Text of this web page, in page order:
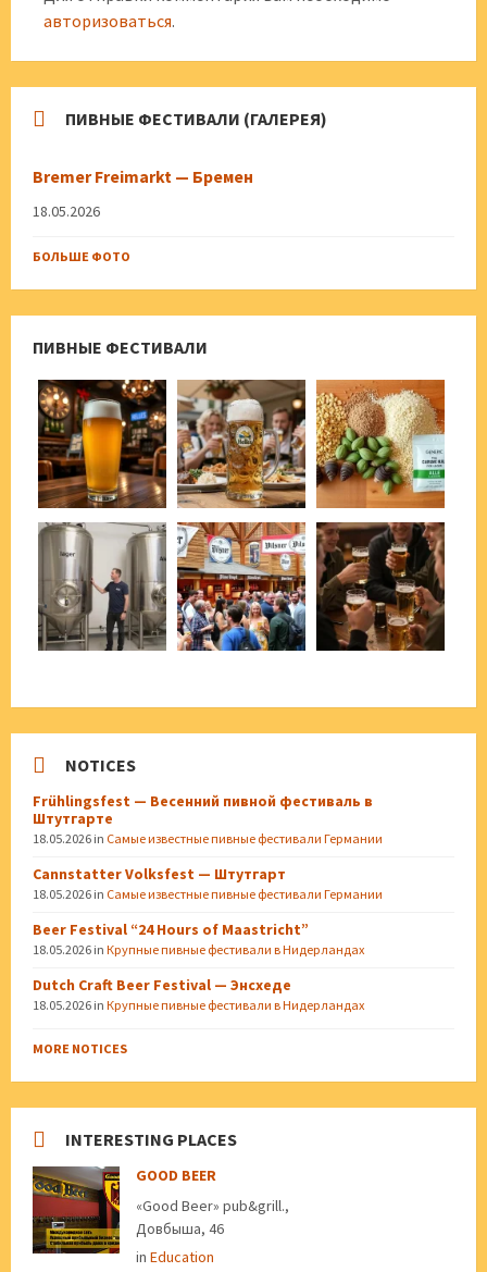
авторизоваться.
ПИВНЫЕ ФЕСТИВАЛИ (ГАЛЕРЕЯ)
Bremer Freimarkt — Бремен
18.05.2026
БОЛЬШЕ ФОТО
ПИВНЫЕ ФЕСТИВАЛИ
NOTICES
Frühlingsfest — Весенний пивной фестиваль в
Штутгарте
18.05.2026 in Самые известные пивные фестивали Германии
Cannstatter Volksfest — Штутгарт
18.05.2026 in Самые известные пивные фестивали Германии
Beer Festival “24 Hours of Maastricht”
18.05.2026 in Крупные пивные фестивали в Нидерландах
Dutch Craft Beer Festival — Энсхеде
18.05.2026 in Крупные пивные фестивали в Нидерландах
MORE NOTICES
INTERESTING PLACES
GOOD BEER
«Good Beer» pub&grill.,
Довбыша, 46
in Education